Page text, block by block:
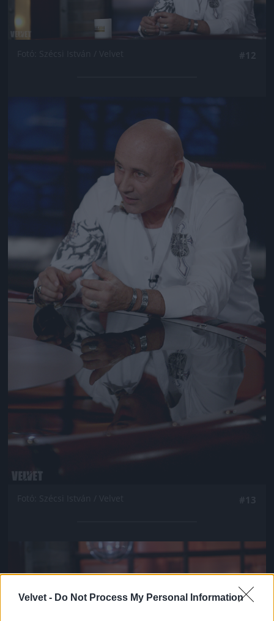
Velvet - Do Not Process My Personal Information
Jön még kép!
Jön még kép!